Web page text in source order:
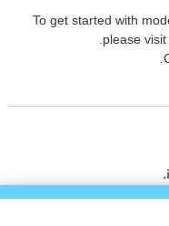
To get started with
please
.